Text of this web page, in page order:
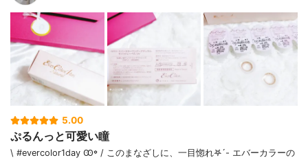
5.00
ぷるんっと可愛い瞳
\ #evercolor1day Ꙭ꙳ / このまなざしに、一目惚れ𖤐´- エバーカラーの